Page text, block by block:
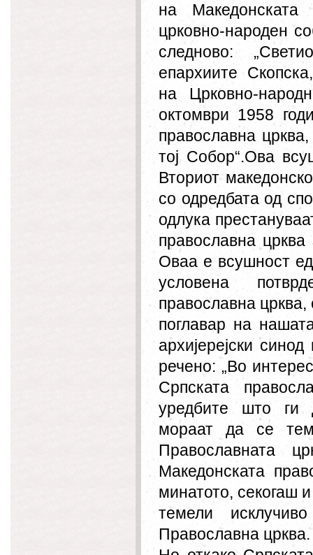
на Македонската
црковно-народен
следново:
епархиите
на Црковно-
октомври 1958
православна
тој Собор“.Ова
Вториот
со одредбата од
одлука
православна
Оваа е всушност
условена
православна црква,
поглавар на
архијерејски
речено: „Во
Српската
уредбите што ги
мораат да се
Православната
Македонската
минатото, секогаш
темели
Православна црква.